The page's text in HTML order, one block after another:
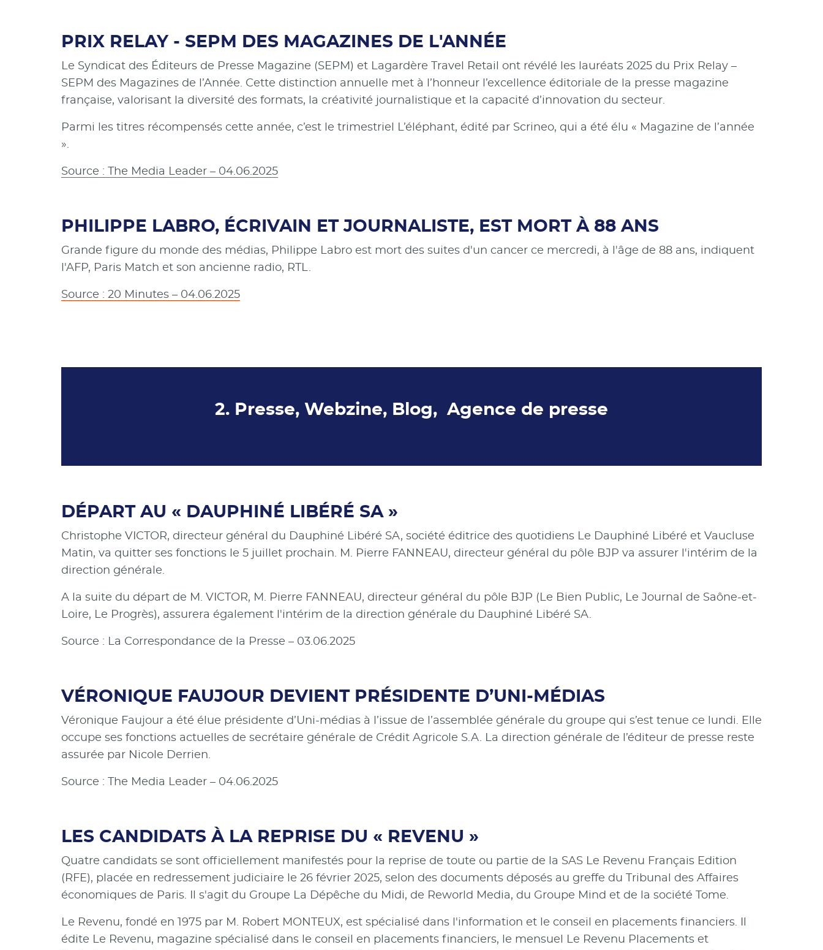
PRIX RELAY - SEPM DES MAGAZINES DE L'ANNÉE
Le Syndicat des Éditeurs de Presse Magazine (SEPM) et Lagardère Travel Retail ont révélé les lauréats 2025 du Prix Relay –
SEPM des Magazines de l’Année. Cette distinction annuelle met à l’honneur l’excellence éditoriale de la presse magazine
française, valorisant la diversité des formats, la créativité journalistique et la capacité d’innovation du secteur.
Parmi les titres récompensés cette année, c’est le trimestriel L’éléphant, édité par Scrineo, qui a été élu « Magazine de l’année
».
Source : The Media Leader – 04.06.2025
PHILIPPE LABRO, ÉCRIVAIN ET JOURNALISTE, EST MORT À 88 ANS
Grande figure du monde des médias, Philippe Labro est mort des suites d'un cancer ce mercredi, à l'âge de 88 ans, indiquent
l'AFP, Paris Match et son ancienne radio, RTL.
Source : 20 Minutes – 04.06.2025
2. Presse, Webzine, Blog, Agence de presse
DÉPART AU « DAUPHINÉ LIBÉRÉ SA »
Christophe VICTOR, directeur général du Dauphiné Libéré SA, société éditrice des quotidiens Le Dauphiné Libéré et Vaucluse
Matin, va quitter ses fonctions le 5 juillet prochain. M. Pierre FANNEAU, directeur général du pôle BJP va assurer l'intérim de la
direction générale.
A la suite du départ de M. VICTOR, M. Pierre FANNEAU, directeur général du pôle BJP (Le Bien Public, Le Journal de Saône-et-
Loire, Le Progrès), assurera également l'intérim de la direction générale du Dauphiné Libéré SA.
Source : La Correspondance de la Presse – 03.06.2025
VÉRONIQUE FAUJOUR DEVIENT PRÉSIDENTE D’UNI-MÉDIAS
Véronique Faujour a été élue présidente d’Uni-médias à l’issue de l’assemblée générale du groupe qui s’est tenue ce lundi. Elle
occupe ses fonctions actuelles de secrétaire générale de Crédit Agricole S.A. La direction générale de l’éditeur de presse reste
assurée par Nicole Derrien.
Source : The Media Leader – 04.06.2025
LES CANDIDATS À LA REPRISE DU « REVENU »
Quatre candidats se sont officiellement manifestés pour la reprise de toute ou partie de la SAS Le Revenu Français Edition
(RFE), placée en redressement judiciaire le 26 février 2025, selon des documents déposés au greffe du Tribunal des Affaires
économiques de Paris. Il s'agit du Groupe La Dépêche du Midi, de Reworld Media, du Groupe Mind et de la société Tome.
Le Revenu, fondé en 1975 par M. Robert MONTEUX, est spécialisé dans l'information et le conseil en placements financiers. Il
édite Le Revenu, magazine spécialisé dans le conseil en placements financiers, le mensuel Le Revenu Placements et